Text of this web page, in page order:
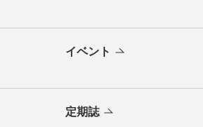
イベント
定期誌